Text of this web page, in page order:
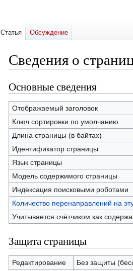
Сведения о
Перейти
к
навигации
Перейти
к
поиску
Основные сведения
Отображаемый заголовок
Ключ сортировки по умолчанию
Длина страницы (в байтах)
Идентификатор страницы
Язык страницы
Модель содержимого страницы
Индексация поисковыми роботами
Количество перенаправлений на
Учитывается счётчиком как
Защита страницы
Редактирование
Без защиты
Статья Обсуждение